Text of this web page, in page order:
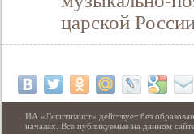
царской
ИА «Легитимист» действует без
началах. Все публикуемые на данном